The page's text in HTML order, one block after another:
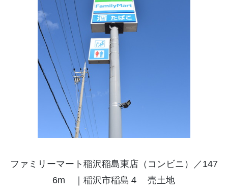
ファミリーマート稲沢稲島東店（コンビニ）／147
6m ｜稲沢市稲島４ 売土地